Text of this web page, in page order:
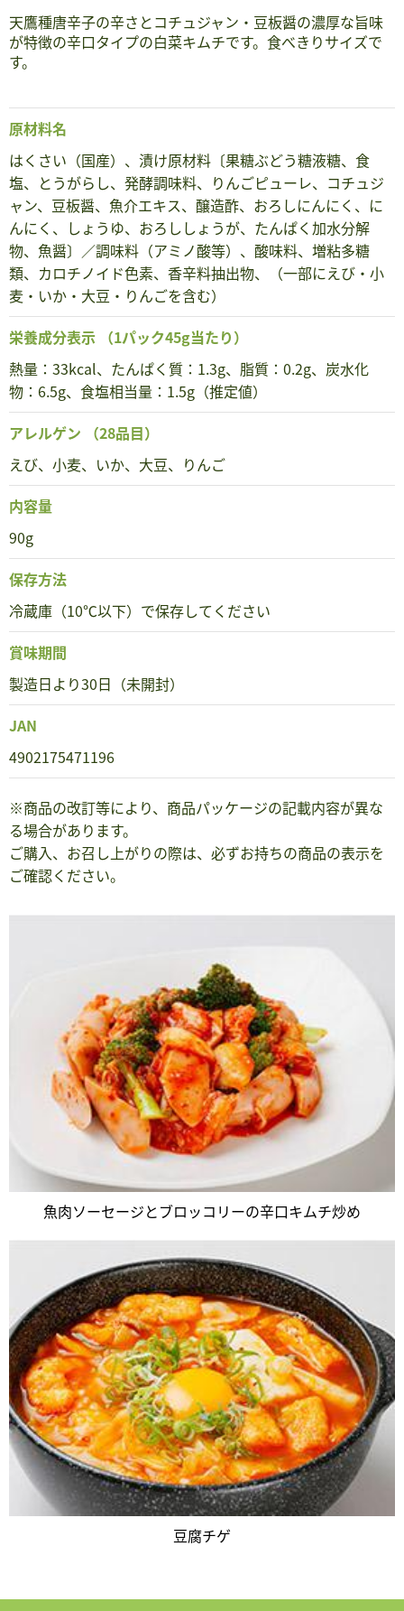
天鷹種唐辛子の辛さとコチュジャン・豆板醤の濃厚な旨味
が特徴の辛口タイプの白菜キムチです。食べきりサイズで
す。
原材料名
はくさい（国産）、漬け原材料〔果糖ぶどう糖液糖、食
塩、とうがらし、発酵調味料、りんごピューレ、コチュジ
ャン、豆板醤、魚介エキス、醸造酢、おろしにんにく、に
んにく、しょうゆ、おろししょうが、たんぱく加水分解
物、魚醤〕／調味料（アミノ酸等）、酸味料、増粘多糖
類、カロチノイド色素、香辛料抽出物、（一部にえび・小
麦・いか・大豆・りんごを含む）
栄養成分表示 （1パック45g当たり）
熱量：33kcal、たんぱく質：1.3g、脂質：0.2g、炭水化
物：6.5g、食塩相当量：1.5g（推定値）
アレルゲン （28品目）
えび、小麦、いか、大豆、りんご
内容量
90g
保存方法
冷蔵庫（10℃以下）で保存してください
賞味期間
製造日より30日（未開封）
JAN
4902175471196
※商品の改訂等により、商品パッケージの記載内容が異な
る場合があります。
ご購入、お召し上がりの際は、必ずお持ちの商品の表示を
ご確認ください。
魚肉ソーセージとブロッコリーの辛口キムチ炒め
豆腐チゲ